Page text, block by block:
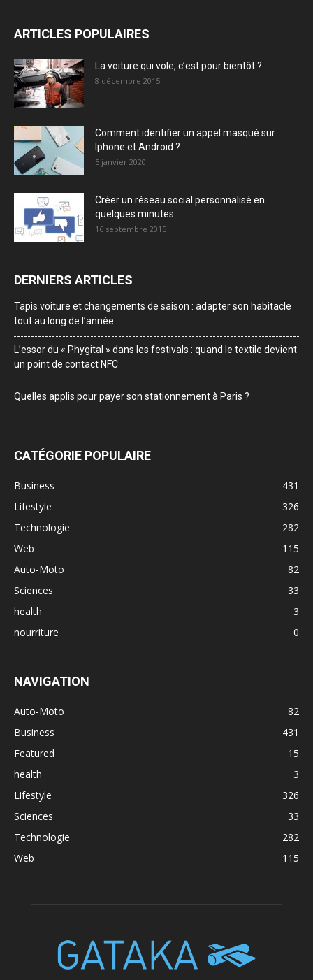
ARTICLES POPULAIRES
La voiture qui vole, c’est pour bientôt ?
8 décembre 2015
Comment identifier un appel masqué sur
Iphone et Android ?
5 janvier 2020
Créer un réseau social personnalisé en
quelques minutes
16 septembre 2015
DERNIERS ARTICLES
Tapis voiture et changements de saison : adapter son habitacle
tout au long de l’année
L’essor du « Phygital » dans les festivals : quand le textile devient
un point de contact NFC
Quelles applis pour payer son stationnement à Paris ?
CATÉGORIE POPULAIRE
Business
431
Lifestyle
326
Technologie
282
Web
115
Auto-Moto
82
Sciences
33
health
3
nourriture
0
NAVIGATION
Auto-Moto
82
Business
431
Featured
15
health
3
Lifestyle
326
Sciences
33
Technologie
282
Web
115